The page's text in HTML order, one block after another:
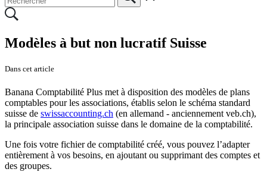
Modèles à but non lucratif Suisse
Dans cet article
Banana Comptabilité Plus met à disposition des modèles de plans
comptables pour les associations, établis selon le schéma standard
suisse de swissaccounting.ch (en allemand - anciennement veb.ch),
la principale association suisse dans le domaine de la comptabilité.
Une fois votre fichier de comptabilité créé, vous pouvez l’adapter
entièrement à vos besoins, en ajoutant ou supprimant des comptes et
des groupes.